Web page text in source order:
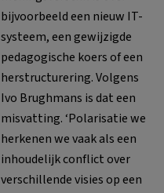
bijvoorbeeld een nieuw IT-
systeem, een gewijzigde
pedagogische koers of een
herstructurering. Volgens
Ivo Brughmans is dat een
misvatting. ‘Polarisatie we
herkenen we vaak als een
inhoudelijk conflict over
verschillende visies op een